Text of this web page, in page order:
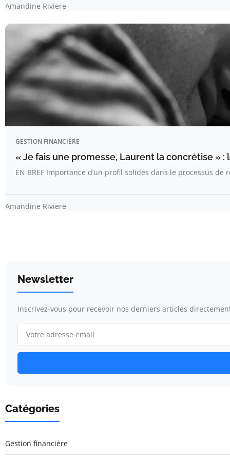
Amandine Riviere
GESTION FINANCIÈRE
« Je fais une promesse, Laurent la concrétise
EN BREF Importance d’un profil solides dans le processus de
Amandine Riviere
Newsletter
Inscrivez-vous pour recevoir nos derniers articles
Catégories
Gestion financière